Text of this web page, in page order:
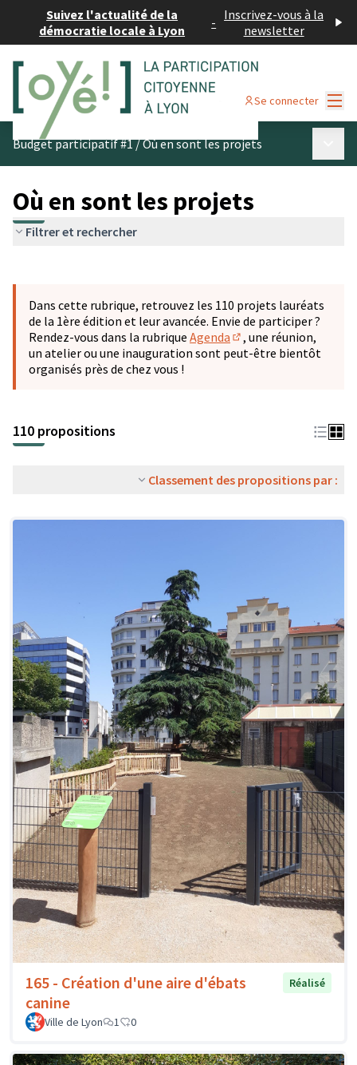
Suivez l'actualité de la
démocratie locale à Lyon
- Inscrivez-vous à la
newsletter
Se connecter
Budget participatif #1/Où en sont les projets
Où en sont les projets
Filtrer et rechercher
−
Dans cette rubrique, retrouvez les 110 projets lauréats
de la 1ère édition et leur avancée. Envie de participer ?
Rendez-vous dans la rubrique Agenda
(S'ouvre dans un
, une réunion,
un atelier ou une inauguration sont peut-être bientôt
organisés près de chez vous !
110 propositions
Classement des propositions par :
165 - Création d'une aire d'ébats
canine
Réalisé
Ville de Lyon 1 0